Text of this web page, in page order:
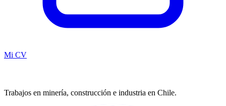
Mi CV
Trabajos en minería, construcción e industria en Chile.